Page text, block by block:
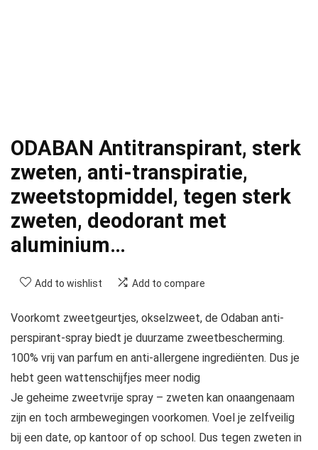
ODABAN Antitranspirant, sterk
zweten, anti-transpiratie,
zweetstopmiddel, tegen sterk
zweten, deodorant met
aluminium…
Add to wishlist Add to compare
Voorkomt zweetgeurtjes, okselzweet, de Odaban anti-
perspirant-spray biedt je duurzame zweetbescherming.
100% vrij van parfum en anti-allergene ingrediënten. Dus je
hebt geen wattenschijfjes meer nodig
Je geheime zweetvrije spray – zweten kan onaangenaam
zijn en toch armbewegingen voorkomen. Voel je zelfveilig
bij een date, op kantoor of op school. Dus tegen zweten in